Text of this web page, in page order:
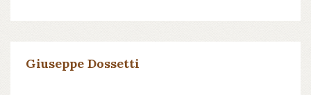
dell'approfondimento, composto da pubblicazioni e
Giuseppe Dossetti